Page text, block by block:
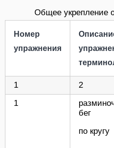
Общее укрепление
Номер
упражнения
1 2
1
бег
по кругу